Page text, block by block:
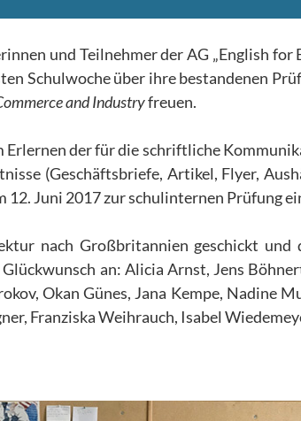
und Teilnehmer der AG „English for
Schulwoche über ihre bestandenen
and Industryfreuen.
der für die schriftliche
(Geschäftsbriefe, Artikel, Flyer,
12. Juni 2017 zur schulinternen Prüfung
nach Großbritannien geschickt und
an: Alicia Arnst, Jens
Okan Günes, Jana Kempe, Nadine
Franziska Weihrauch, Isabel